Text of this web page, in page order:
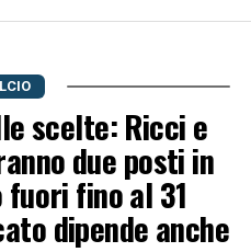
scelte: Ricci e
due posti in
fino al 31
dipende anche